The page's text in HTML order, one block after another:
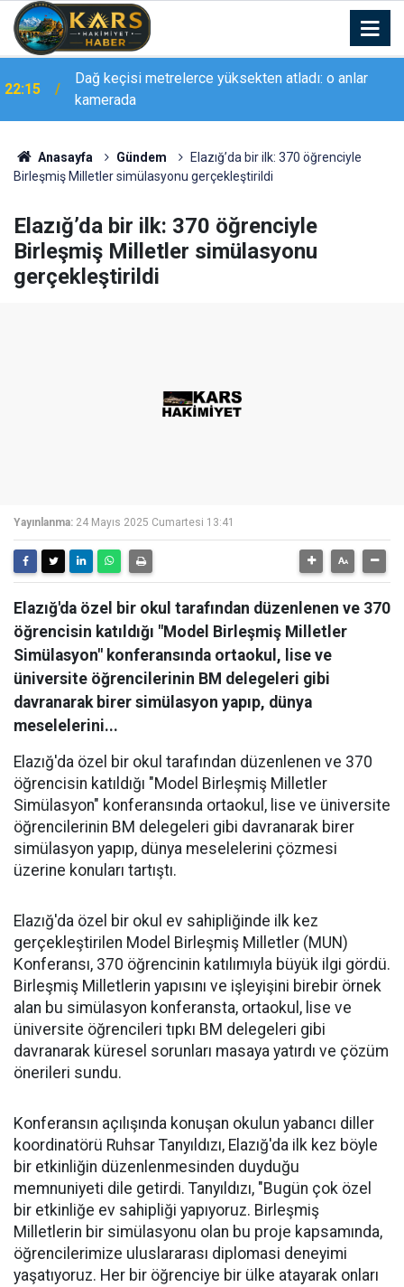
22:14
Vali Çelik, Karlıova’daki eğitim yatırımlarını yerinde
inceledi
Anasayfa Gündem
Elazığ’da bir ilk: 370 öğrenciyle
Birleşmiş Milletler simülasyonu gerçekleştirildi
Elazığ’da bir ilk: 370 öğrenciyle
Birleşmiş Milletler simülasyonu
gerçekleştirildi
Yayınlanma: 24 Mayıs 2025 Cumartesi 13:41
Elazığ'da özel bir okul tarafından düzenlenen ve 370
öğrencisin katıldığı "Model Birleşmiş Milletler
Simülasyon" konferansında ortaokul, lise ve
üniversite öğrencilerinin BM delegeleri gibi
davranarak birer simülasyon yapıp, dünya
meselelerini...
Elazığ'da özel bir okul tarafından düzenlenen ve 370
öğrencisin katıldığı "Model Birleşmiş Milletler
Simülasyon" konferansında ortaokul, lise ve üniversite
öğrencilerinin BM delegeleri gibi davranarak birer
simülasyon yapıp, dünya meselelerini çözmesi
üzerine konuları tartıştı.
Elazığ'da özel bir okul ev sahipliğinde ilk kez
gerçekleştirilen Model Birleşmiş Milletler (MUN)
Konferansı, 370 öğrencinin katılımıyla büyük ilgi gördü.
Birleşmiş Milletlerin yapısını ve işleyişini birebir örnek
alan bu simülasyon konferansta, ortaokul, lise ve
üniversite öğrencileri tıpkı BM delegeleri gibi
davranarak küresel sorunları masaya yatırdı ve çözüm
önerileri sundu.
Konferansın açılışında konuşan okulun yabancı diller
koordinatörü Ruhsar Tanyıldızı, Elazığ'da ilk kez böyle
bir etkinliğin düzenlenmesinden duyduğu
memnuniyeti dile getirdi. Tanyıldızı, "Bugün çok özel
bir etkinliğe ev sahipliği yapıyoruz. Birleşmiş
Milletlerin bir simülasyonu olan bu proje kapsamında,
öğrencilerimize uluslararası diplomasi deneyimi
yaşatıyoruz. Her bir öğrenciye bir ülke atayarak onları